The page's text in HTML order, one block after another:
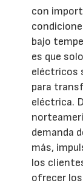
con
bajo
es que
eléctricos
para
eléctrica.
demanda
más,
los
ofrecer